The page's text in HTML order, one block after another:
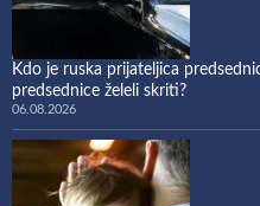
Kdo je ruska prijateljica
predsednice želeli skriti?
06.08.2026